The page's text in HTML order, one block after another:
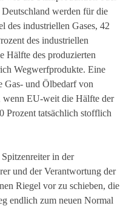
werden für die
des industriellen Gases, 42
des industriellen
Hälfte des produzierten
Wegwerfprodukte. Eine
Gas- und Ölbedarf von
wenn EU-weit die Hälfte der
Prozent tatsächlich stofflich
in der
und der Verantwortung der
Riegel vor zu schieben, die
endlich zum neuen Normal